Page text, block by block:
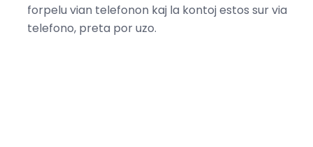
forpelu vian telefonon kaj la kontoj estos sur via
telefono, preta por uzo.